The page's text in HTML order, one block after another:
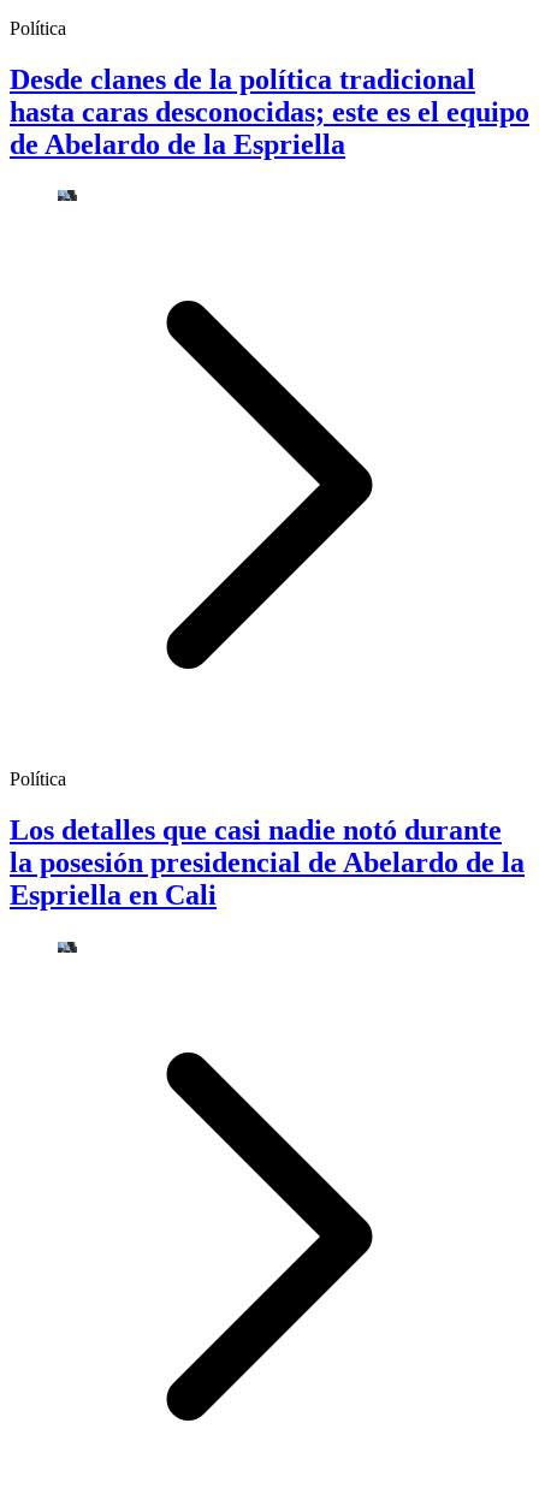
Política
Desde clanes de la política tradicional
hasta caras desconocidas; este es el equipo
de Abelardo de la Espriella
Política
Los detalles que casi nadie notó durante
la posesión presidencial de Abelardo de la
Espriella en Cali